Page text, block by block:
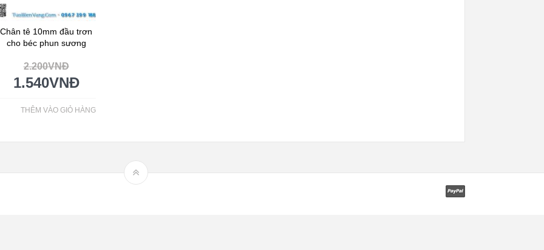
Chân tê 10mm đầu trơn
cho béc phun sương
2.200VNĐ
1.540VNĐ
THÊM VÀO GIỎ HÀNG